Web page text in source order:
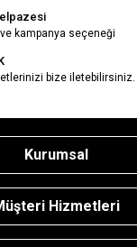
kampanya seçeneği
bize iletebilirsiniz.
Kurumsal
Hizmetleri